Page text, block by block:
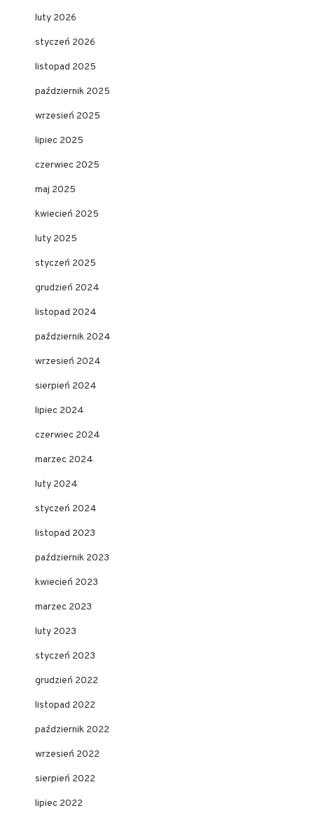
luty 2026
styczeń 2026
listopad 2025
październik 2025
wrzesień 2025
lipiec 2025
czerwiec 2025
maj 2025
kwiecień 2025
luty 2025
styczeń 2025
grudzień 2024
listopad 2024
październik 2024
wrzesień 2024
sierpień 2024
lipiec 2024
czerwiec 2024
marzec 2024
luty 2024
styczeń 2024
listopad 2023
październik 2023
kwiecień 2023
marzec 2023
luty 2023
styczeń 2023
grudzień 2022
listopad 2022
październik 2022
wrzesień 2022
sierpień 2022
lipiec 2022